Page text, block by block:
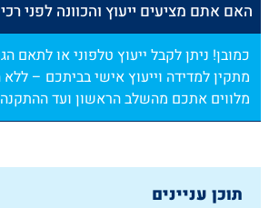
האם אתם מציעים ייעוץ והכוונה לפני
כמובן! ניתן לקבל ייעוץ טלפוני או לתאם
מתקין למדידה וייעוץ אישי בביתכם – ללא
מלווים אתכם מהשלב הראשון ועד ההתקנה.
תוכן עניינים